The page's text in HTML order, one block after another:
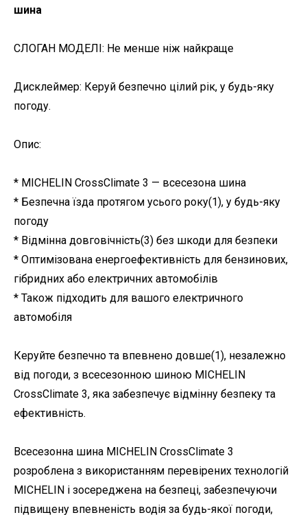
шина
СЛОГАН МОДЕЛІ: Не менше ніж найкраще
Дисклеймер: Керуй безпечно цілий рік, у будь-яку
погоду.
Опис:
* MICHELIN CrossClimate 3 — всесезона шина
* Безпечна їзда протягом усього року(1), у будь-яку
погоду
* Відмінна довговічність(3) без шкоди для безпеки
* Оптимізована енергоефективність для бензинових,
гібридних або електричних автомобілів
* Також підходить для вашого електричного
автомобіля
Керуйте безпечно та впевнено довше(1), незалежно
від погоди, з всесезонною шиною MICHELIN
CrossClimate 3, яка забезпечує відмінну безпеку та
ефективність.
Всесезонна шина MICHELIN CrossClimate 3
розроблена з використанням перевірених технологій
MICHELIN і зосереджена на безпеці, забезпечуючи
підвищену впевненість водія за будь-якої погоди,